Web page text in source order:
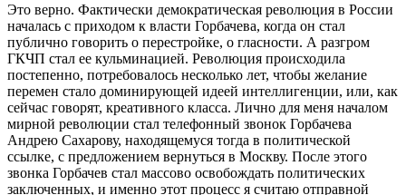
Это верно. Фактически демократическая революция в России
началась с приходом к власти Горбачева, когда он стал
публично говорить о перестройке, о гласности. А разгром
ГКЧП стал ее кульминацией. Революция происходила
постепенно, потребовалось несколько лет, чтобы желание
перемен стало доминирующей идеей интеллигенции, или, как
сейчас говорят, креативного класса. Лично для меня началом
мирной революции стал телефонный звонок Горбачева
Андрею Сахарову, находящемуся тогда в политической
ссылке, с предложением вернуться в Москву. После этого
звонка Горбачев стал массово освобождать политических
заключенных, и именно этот процесс я считаю отправной